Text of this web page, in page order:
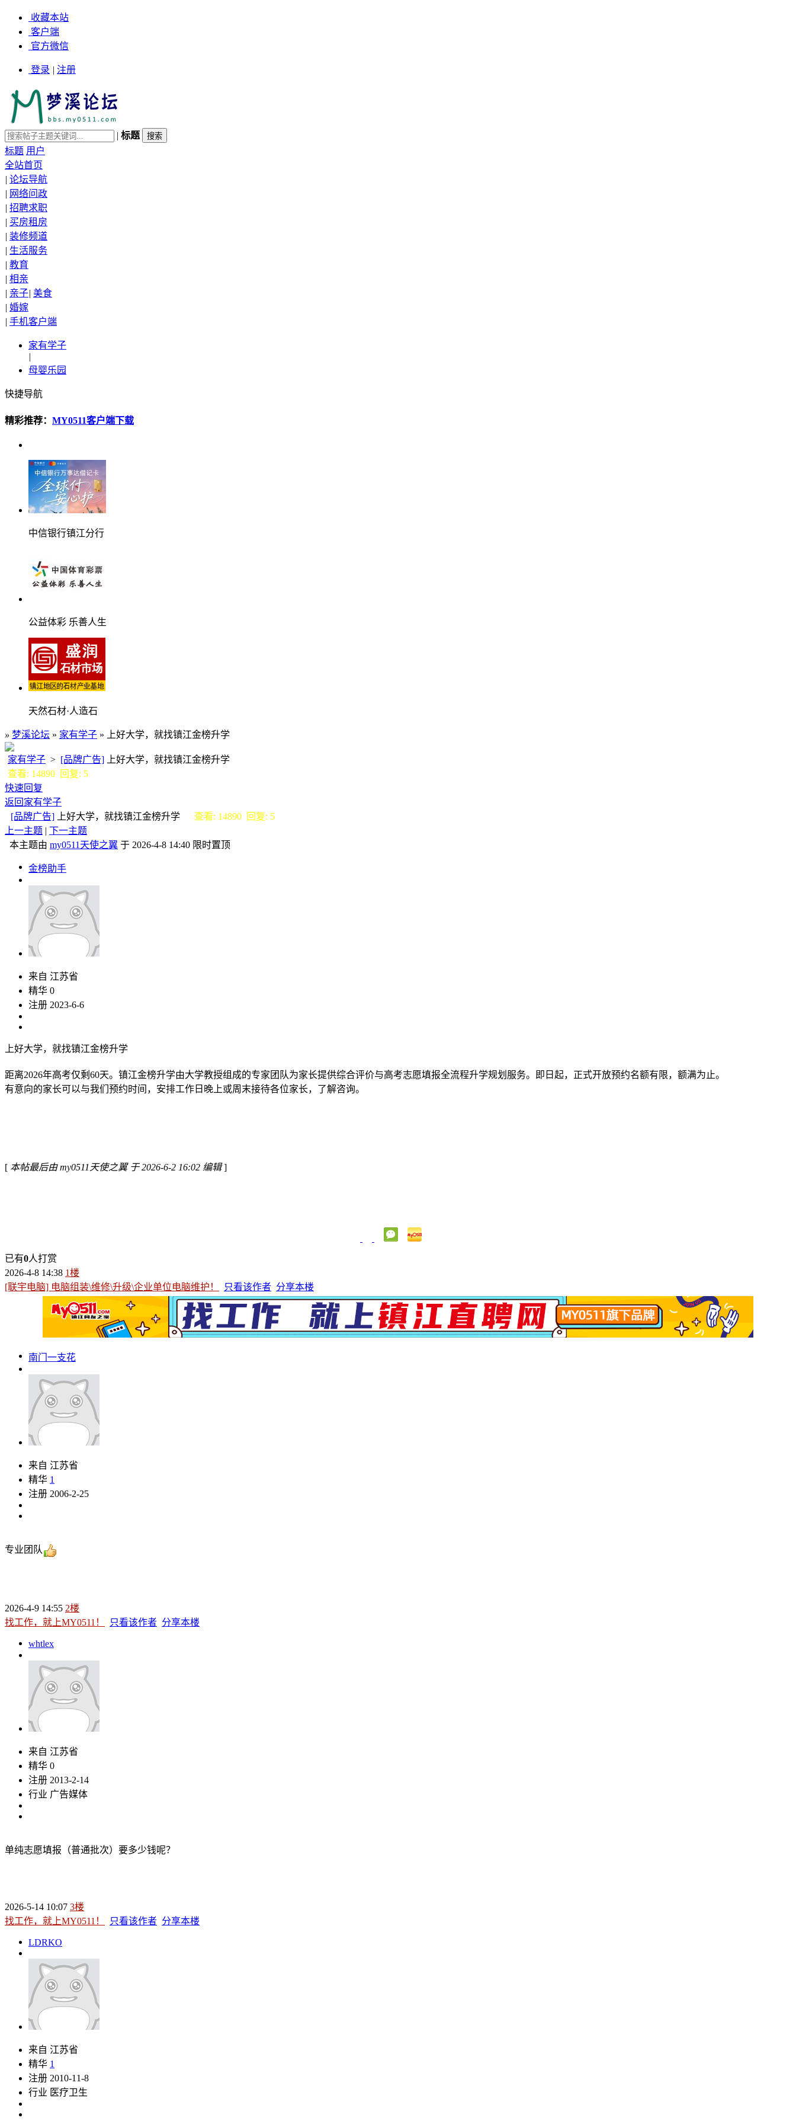
收藏本站
客户端
官方微信
登录 | 注册
| 标题
标题 用户
全站首页
| 论坛导航
| 网络问政
| 招聘求职
| 买房租房
| 装修频道
| 生活服务
| 教育
| 相亲
| 亲子| 美食
| 婚嫁
| 手机客户端
家有学子
|
母婴乐园
快捷导航
精彩推荐： MY0511客户端下载
中信银行镇江分行
公益体彩 乐善人生
天然石材·人造石
» 梦溪论坛 » 家有学子 » 上好大学，就找镇江金榜升学
家有学子 > [品牌广告] 上好大学，就找镇江金榜升学
查看: 14890 回复: 5
快速回复
返回家有学子
[品牌广告] 上好大学，就找镇江金榜升学 查看: 14890 回复: 5
上一主题 | 下一主题
本主题由 my0511天使之翼 于 2026-4-8 14:40 限时置顶
金榜助手
来自 江苏省
精华 0
注册 2023-6-6
上好大学，就找镇江金榜升学
距离2026年高考仅剩60天。镇江金榜升学由大学教授组成的专家团队为家长提供综合评价与高考志愿填报全流程升学规划服务。即日起，正式开放预约名额有限，额满为止。
有意向的家长可以与我们预约时间，安排工作日晚上或周末接待各位家长，了解咨询。
[ 本帖最后由 my0511天使之翼 于 2026-6-2 16:02 编辑]
已有0人打赏
2026-4-8 14:38 1楼
[联宇电脑] 电脑组装\维修\升级\企业单位电脑维护！
只看该作者 分享本楼
南门一支花
来自 江苏省
精华 1
注册 2006-2-25
专业团队
2026-4-9 14:55 2楼
找工作，就上MY0511！
只看该作者 分享本楼
whtlex
来自 江苏省
精华 0
注册 2013-2-14
行业 广告媒体
单纯志愿填报（普通批次）要多少钱呢？
2026-5-14 10:07 3楼
找工作，就上MY0511！
只看该作者 分享本楼
LDRKO
来自 江苏省
精华 1
注册 2010-11-8
行业 医疗卫生